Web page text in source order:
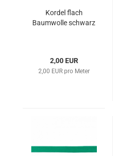
Kordel flach
Baumwolle schwarz
2,00 EUR
2,00 EUR pro Meter